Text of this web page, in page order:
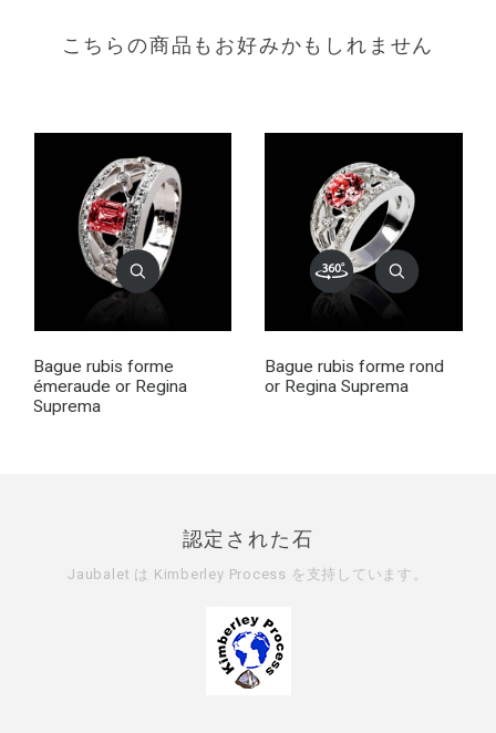
こちらの商品もお好みかもしれません
Bague rubis forme
émeraude or Regina
Suprema
Bague rubis forme rond
or Regina Suprema
認定された石
Jaubalet は Kimberley Process を支持しています。